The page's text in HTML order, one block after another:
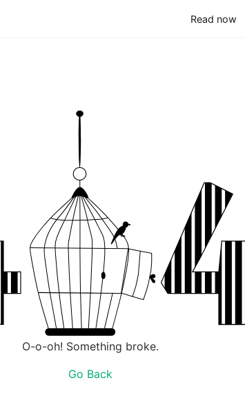
Read now
O-o-oh! Something broke.
Go Back